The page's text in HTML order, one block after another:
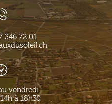
346 72 01
vendredi
à 18h30